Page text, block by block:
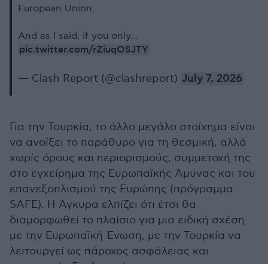
European Union.
And as I said, if you only…
pic.twitter.com/rZiuqOSJTY
— Clash Report (@clashreport) July 7, 2026
Για την Τουρκία, το άλλο μεγάλο στοίχημα είναι
να ανοίξει το παράθυρο για τη θεσμική, αλλά
χωρίς όρους και περιορισμούς, συμμετοχή της
στο εγχείρημα της Ευρωπαϊκής Άμυνας και του
επανεξοπλισμού της Ευρώπης (πρόγραμμα
SAFE). Η Άγκυρα ελπίζει ότι έτσι θα
διαμορφωθεί το πλαίσιο για μια ειδική σχέση
με την Ευρωπαϊκή Ένωση, με την Τουρκία να
λειτουργεί ως πάροχος ασφάλειας και